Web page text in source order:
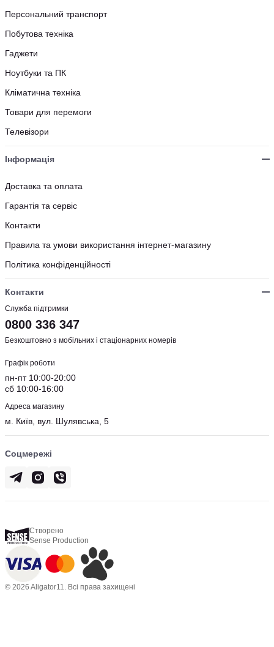
Персональний транспорт
Побутова техніка
Гаджети
Ноутбуки та ПК
Кліматична техніка
Товари для перемоги
Телевізори
Інформація
Доставка та оплата
Гарантія та сервіс
Контакти
Правила та умови використання інтернет-магазину
Політика конфіденційності
Контакти
Служба підтримки
0800 336 347
Безкоштовно з мобільних і стаціонарних номерів
Графік роботи
пн-пт 10:00-20:00
сб 10:00-16:00
Адреса магазину
м. Київ, вул. Шулявська, 5
Соцмережі
Створено
Sense Production
© 2026 Aligator11. Всі права захищені